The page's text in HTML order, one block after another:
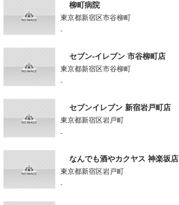
柳町病院
東京都新宿区市谷柳町
-
セブン-イレブン 市谷柳町店
東京都新宿区市谷柳町
-
セブンイレブン 新宿岩戸町店
東京都新宿区岩戸町
-
なんでも酒やカクヤス 神楽坂店
東京都新宿区岩戸町
-